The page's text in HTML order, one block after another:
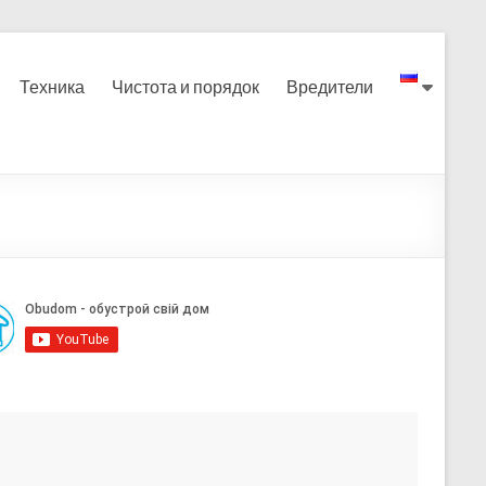
Техника Чистота и порядок Вредители